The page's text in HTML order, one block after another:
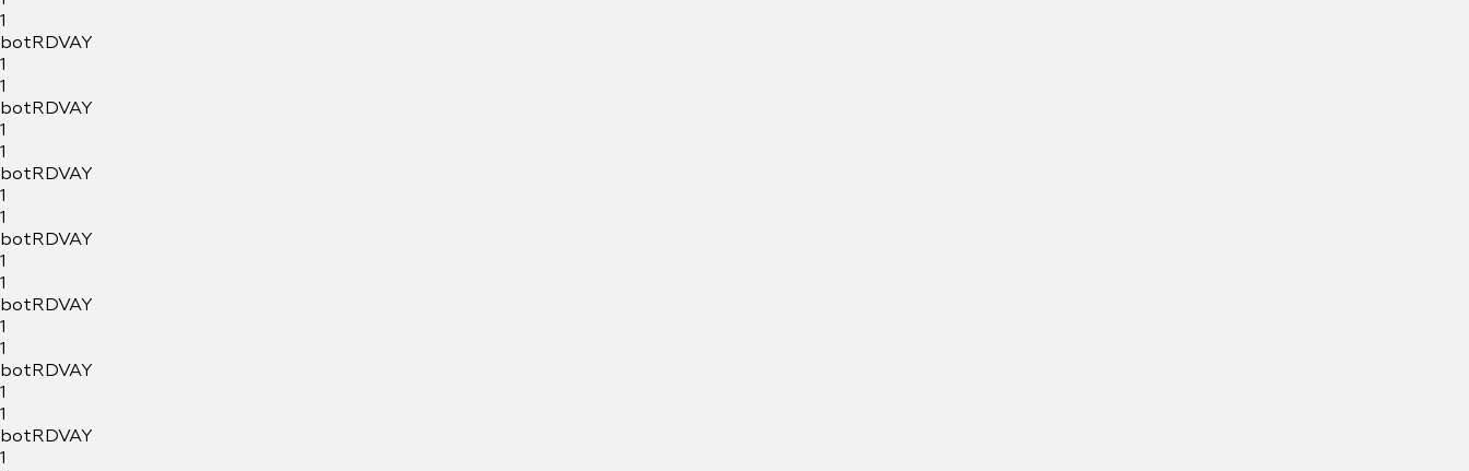
1
botRDVAY
1
1
botRDVAY
1
1
botRDVAY
1
1
botRDVAY
1
1
botRDVAY
1
1
botRDVAY
1
1
botRDVAY
1